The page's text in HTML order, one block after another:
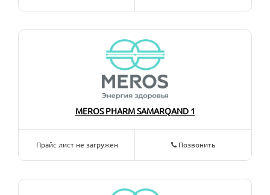
MEROS PHARM SAMARQAND 1
Прайс лист не загружен Позвонить